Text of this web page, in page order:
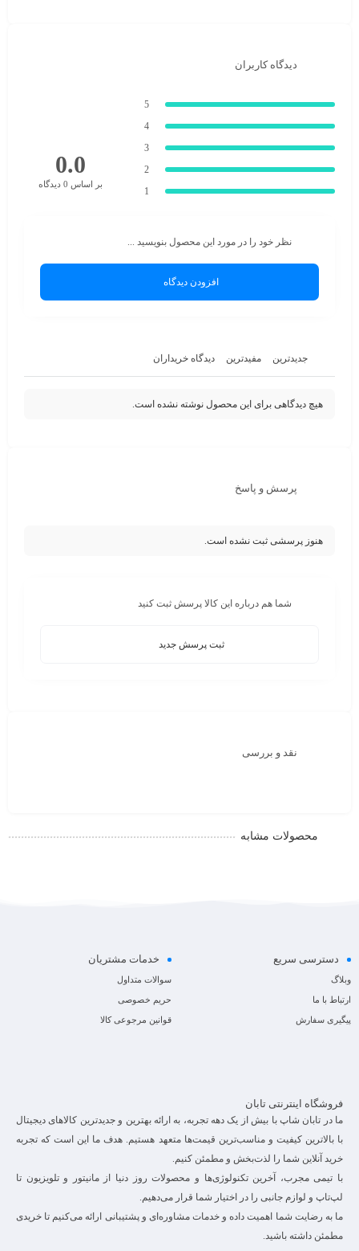
دیدگاه کاربران
جدیدترین مفیدترین دیدگاه خریداران
هیچ دیدگاهی برای این محصول نوشته نشده است.
5
4
3
2
1
0.0
بر اساس 0 دیدگاه
نظر خود را در مورد این محصول بنویسید ...
افزودن دیدگاه
پرسش و پاسخ
هنوز پرسشی ثبت نشده است.
شما هم درباره این کالا پرسش ثبت کنید
ثبت پرسش جدید
نقد و بررسی
محصولات مشابه
دسترسی سریع
وبلاگ
ارتباط با ما
پیگیری سفارش
خدمات مشتریان
سوالات متداول
حریم خصوصی
قوانین مرجوعی کالا
فروشگاه اینترنتی تابان
ما در تابان شاپ با بیش از یک دهه تجربه، به ارائه بهترین و جدیدترین کالاهای دیجیتال
با بالاترین کیفیت و مناسب‌ترین قیمت‌ها متعهد هستیم. هدف ما این است که تجربه
خرید آنلاین شما را لذت‌بخش و مطمئن کنیم.
با تیمی مجرب، آخرین تکنولوژی‌ها و محصولات روز دنیا از مانیتور و تلویزیون تا
لپ‌تاپ و لوازم جانبی را در اختیار شما قرار می‌دهیم.
ما به رضایت شما اهمیت داده و خدمات مشاوره‌ای و پشتیبانی ارائه می‌کنیم تا خریدی
مطمئن داشته باشید.